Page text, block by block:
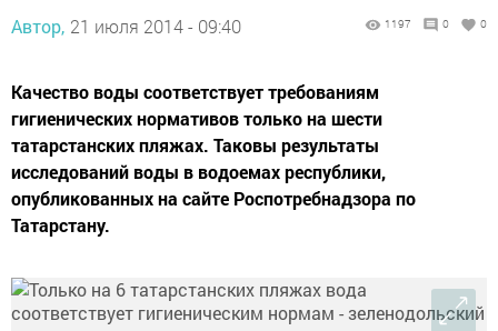
Автор, 21 июля 2014 - 09:40 1197 0 0
Качество воды соответствует требованиям
гигиенических нормативов только на шести
татарстанских пляжах. Таковы результаты
исследований воды в водоемах республики,
опубликованных на сайте Роспотребнадзора по
Татарстану.